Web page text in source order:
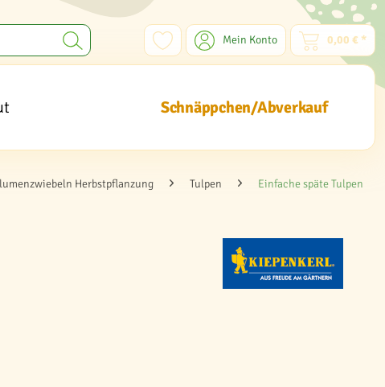
Mein Konto 0,00 € *
Schnäppchen/Abverkauf
Herbstpflanzung Tulpen Einfache späte Tulpen